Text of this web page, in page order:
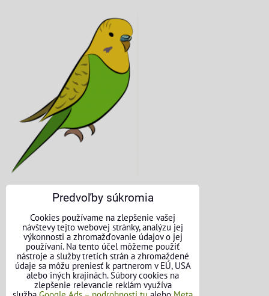
KONTAKTNÉ ÚDAJE
O nás
Kontakt
Požičovňa náradia
Predvoľby súkromia
Cookies používame na zlepšenie vašej
návštevy tejto webovej stránky, analýzu jej
výkonnosti a zhromažďovanie údajov o jej
používaní. Na tento účel môžeme použiť
nástroje a služby tretích strán a zhromaždené
údaje sa môžu preniesť k partnerom v EÚ, USA
alebo iných krajinách. Súbory cookies na
zlepšenie relevancie reklám využíva